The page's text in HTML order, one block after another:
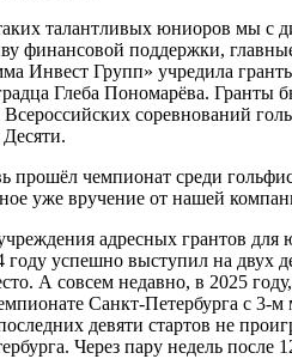
талантливых юниоров мы с
финансовой поддержки,
Инвест Групп» учредила
Глеба Пономарёва. Гранты
соревнований
прошёл чемпионат среди
уже вручение от нашей
адресных грантов для
году успешно выступил на
А совсем недавно, в 2025
Санкт-Петербурга с 3-м
девяти стартов не
Через пару недель после